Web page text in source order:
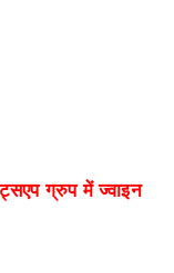
ग्रुप में ज्वाइन